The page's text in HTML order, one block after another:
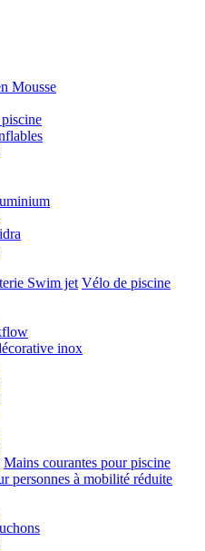
Mousse
Swim jet Vélo de piscine
inox
Mains courantes pour piscine
personnes à mobilité réduite